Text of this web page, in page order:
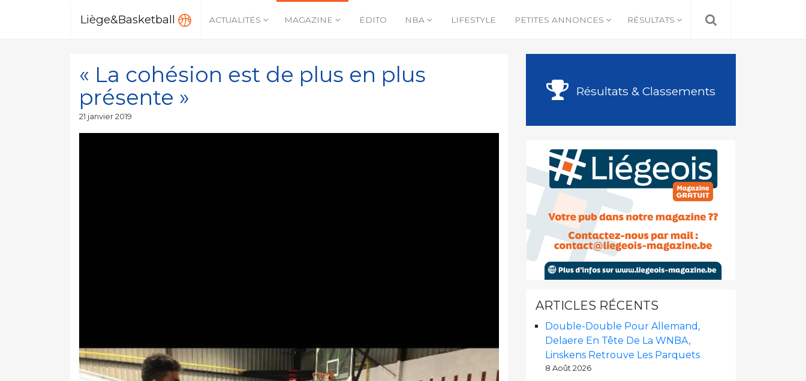
Liège&Basketball ACTUALITÉS MAGAZINE ÉDITO NBA LIFESTYLE PETITES ANNONCES RÉSULTATS
« La cohésion est de plus en plus
présente »
Publié
21 janvier 2019
Résultats & Classements
ARTICLES RÉCENTS
Double-Double Pour Allemand,
Delaere En Tête De La WNBA,
Linskens Retrouve Les Parquets
8 Août 2026